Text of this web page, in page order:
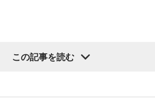
この記事を読む